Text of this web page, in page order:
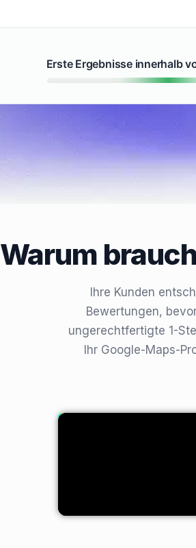
Erste Ergebnisse innerhalb
Warum
Ihre Kunden
Bewertungen,
ungerechtfertigte 1-
Ihr Google-Maps-